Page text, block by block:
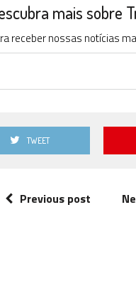
mais sobre
receber nossas notícias
TWEET
Previous post